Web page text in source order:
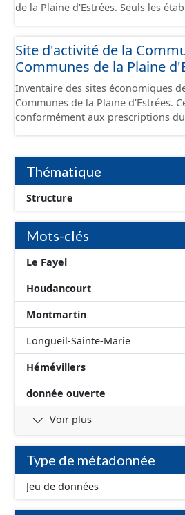
de la Plaine d'Estrées. Seuls les établissements situés à
conformément aux prescriptions du
Économiques. Ce lot ne contient
delà des prescriptions du CNIG se
Site d'activité de la
Communes de la Plaine
Inventaire des sites économiques
Communes de la Plaine d'Estrées.
conformément aux prescriptions du
Thématique
Structure
Mots-clés
Le Fayel
Houdancourt
Montmartin
Longueil-Sainte-Marie
Hémévillers
donnée ouverte
Voir plus
Type de métadonnée
Jeu de données